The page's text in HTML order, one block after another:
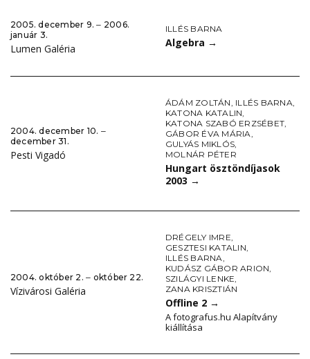
2005. december 9. ‒ 2006.
január 3.
Lumen Galéria
ILLÉS BARNA
Algebra →
2004. december 10. ‒
december 31.
Pesti Vigadó
ÁDÁM ZOLTÁN, ILLÉS BARNA,
KATONA KATALIN,
KATONA SZABÓ ERZSÉBET,
GÁBOR ÉVA MÁRIA,
GULYÁS MIKLÓS,
MOLNÁR PÉTER
Hungart ösztöndíjasok
2003 →
2004. október 2. ‒ október 22.
Vízivárosi Galéria
DRÉGELY IMRE,
GESZTESI KATALIN,
ILLÉS BARNA,
KUDÁSZ GÁBOR ARION,
SZILÁGYI LENKE,
ZANA KRISZTIÁN
Offline 2 →
A fotografus.hu Alapítvány
kiállítása